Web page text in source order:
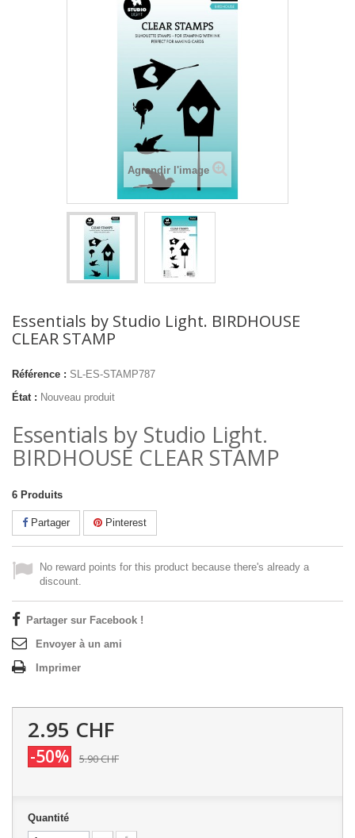
Agrandir l'image
Essentials by Studio Light. BIRDHOUSE
CLEAR STAMP
Référence : SL-ES-STAMP787
État : Nouveau produit
Essentials by Studio Light.
BIRDHOUSE CLEAR STAMP
6 Produits
Partager Pinterest
No reward points for this product because there's already a
discount.
Partager sur Facebook !
Envoyer à un ami
Imprimer
2.95 CHF
-50% 5.90 CHF
Quantité